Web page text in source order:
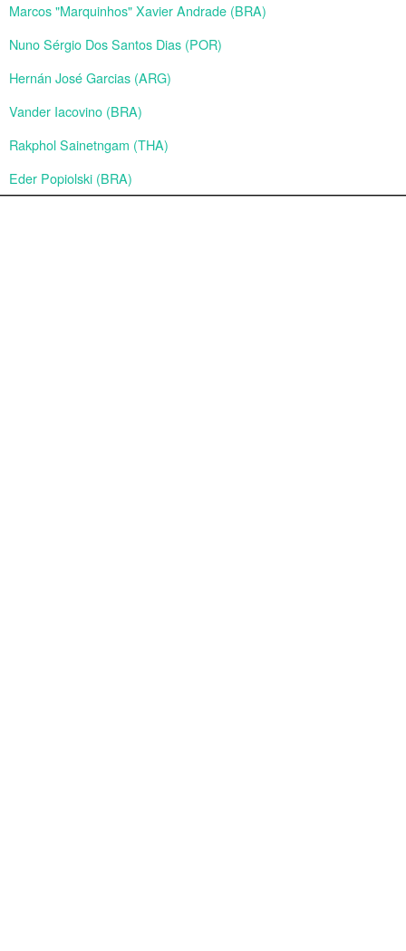
Marcos "Marquinhos" Xavier Andrade (BRA)
Nuno Sérgio Dos Santos Dias (POR)
Hernán José Garcias (ARG)
Vander Iacovino (BRA)
Rakphol Sainetngam (THA)
Eder Popiolski (BRA)